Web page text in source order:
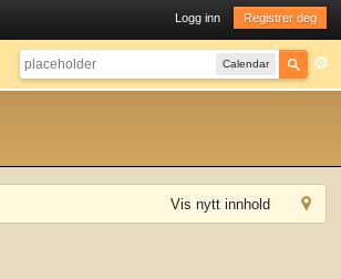
Logg inn Registrer deg
Calendar
Vis nytt innhold